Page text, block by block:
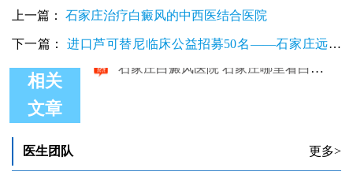
上一篇： 石家庄治疗白癜风的中西医结合医院
下一篇： 进口芦可替尼临床公益招募50名——石家庄远大
第5届青少年白癜风复色夏令营启动
相关
文章
石家庄哪家医院是专业治白癜风的
医生团队 更多>